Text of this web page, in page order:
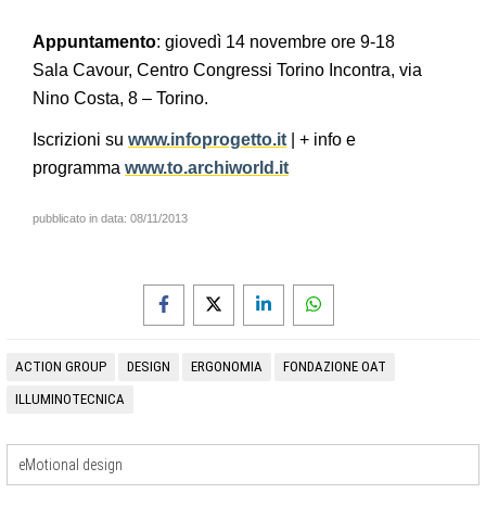
Appuntamento: giovedì 14 novembre ore 9-18
Sala Cavour, Centro Congressi Torino Incontra, via
Nino Costa, 8 – Torino.
Iscrizioni su www.infoprogetto.it | + info e
programma www.to.archiworld.it
pubblicato in data: 08/11/2013
ACTION GROUP DESIGN ERGONOMIA
FONDAZIONE OAT
ILLUMINOTECNICA
eMotional design